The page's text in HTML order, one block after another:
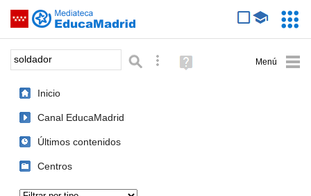
Saltar navegación
Palabra o frase: Búsqueda avanzada
Ayuda
(en
Inicio
Canal EducaMadrid
Últimos contenidos
Centros